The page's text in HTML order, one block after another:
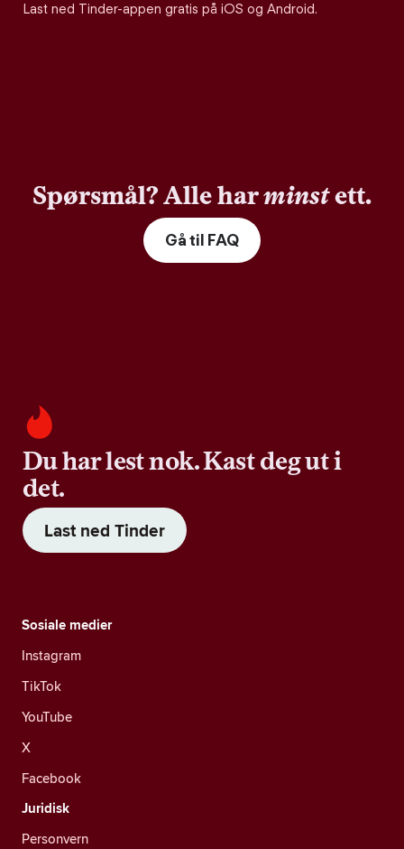
Last ned Tinder-appen gratis på iOS og Android.
Spørsmål? Alle harminstett.
Gå til FAQ
Du har lest nok. Kast deg ut i
det.
Last ned Tinder
Sosiale medier
Instagram
TikTok
YouTube
X
Facebook
Juridisk
Personvern